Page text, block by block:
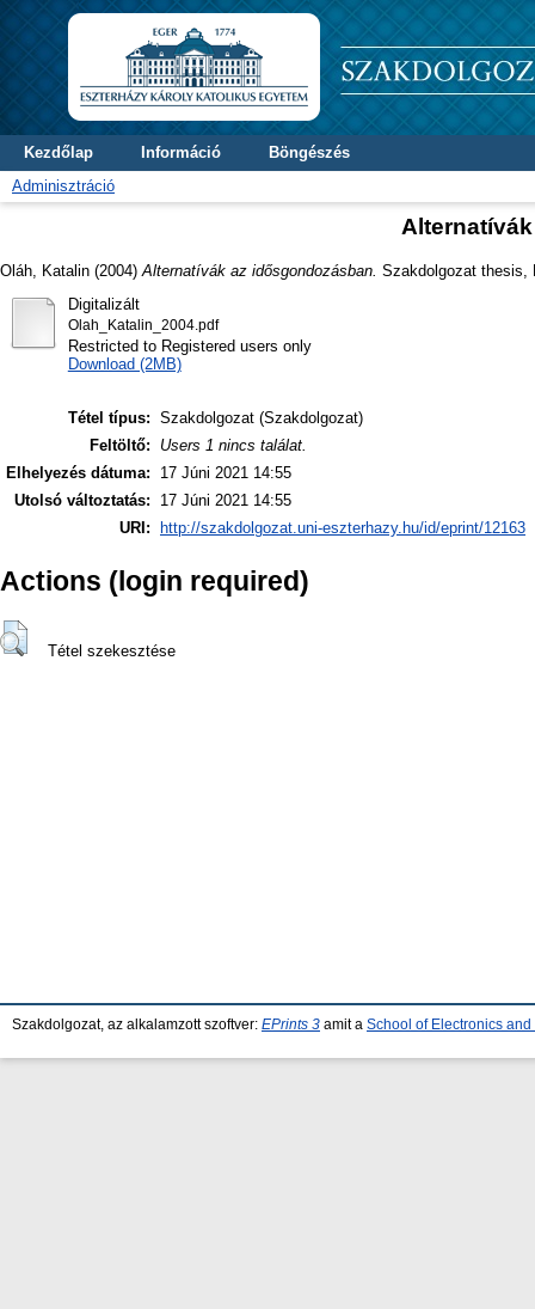
Kezdőlap Információ
Böngészés
Adminisztráció
Oláh, Katalin (2004) Alternatívák az idősgondozásban. Szakdolgozat thesis,
Digitalizált
Olah_Katalin_2004.pdf
Restricted to Registered users only
Download (2MB)
Tétel típus: Szakdolgozat (Szakdolgozat)
Feltöltő:
Users 1 nincs találat.
Elhelyezés dátuma:
17 Júni 2021 14:55
Utolsó változtatás:
17 Júni 2021 14:55
URI:
http://szakdolgozat.uni-eszterhazy.hu/id/eprint/12163
Actions (login required)
Tétel szekesztése
Szakdolgozat, az alkalamzott szoftver: EPrints 3 amit a School of Electronics